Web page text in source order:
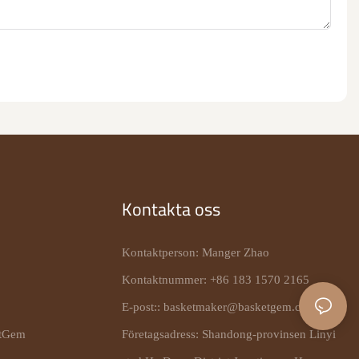
Kontakta oss
Kontaktperson: Manger Zhao
Kontaktnummer: +86 183 1570 2165
E-post:: basketmaker@basketgem.com
Företagsadress: Shandong-provinsen Linyi